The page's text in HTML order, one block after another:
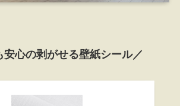
安心の剥がせる壁紙シール／